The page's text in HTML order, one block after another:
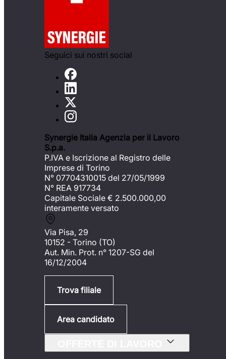
Seguici sui nostri social
Synergie Italia Agenzia per il Lavoro
S.p.a.
P.IVA e Iscrizione al Registro delle
Imprese di Torino
N° 07704310015 del 27/05/1999
N° REA 917734
Capitale Sociale € 2.500.000,00
interamente versato
Via Pisa, 29
10152 - Torino (TO)
Aut. Min. Prot. n° 1207-SG del
16/12/2004
Trova filiale
Area candidato